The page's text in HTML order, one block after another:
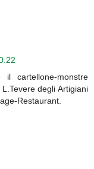
cartellone-monstre
degli Artigiani
Restaurant.